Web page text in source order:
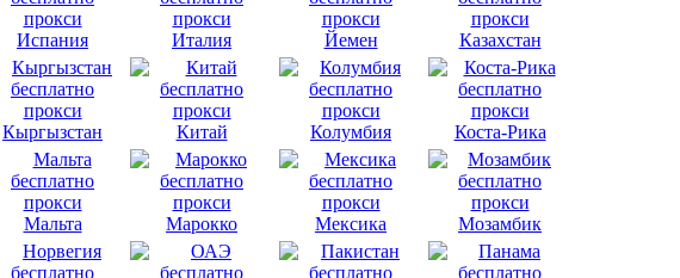
Испания Италия Йемен Казахстан
Кыргызстан Китай Колумбия Коста-Рика
Мальта Марокко Мексика Мозамбик